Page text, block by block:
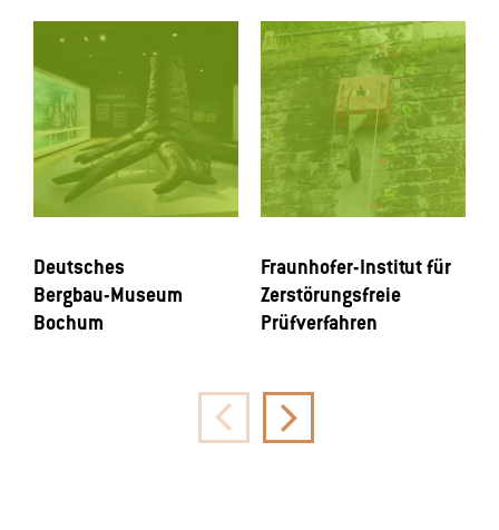
Deutsches
Bergbau-Museum
Bochum
Fraunhofer-Institut für
Zerstörungsfreie
Prüfverfahren